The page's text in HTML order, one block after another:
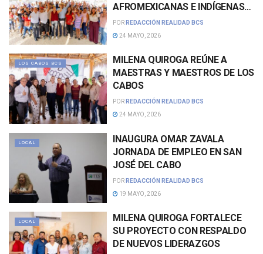
AFROMEXICANAS E INDÍGENAS
COMO PARTE FUNDAMENTAL
DE LOS CABOS
POR REDACCIÓN REALIDAD BCS
24 MAYO, 2026
LOS CABOS BCS
MILENA QUIROGA REÚNE A
MAESTRAS Y MAESTROS DE LOS
CABOS
POR REDACCIÓN REALIDAD BCS
24 MAYO, 2026
LOCAL
INAUGURA OMAR ZAVALA
JORNADA DE EMPLEO EN SAN
JOSÉ DEL CABO
POR REDACCIÓN REALIDAD BCS
19 MAYO, 2026
LOCAL
MILENA QUIROGA FORTALECE
SU PROYECTO CON RESPALDO
DE NUEVOS LIDERAZGOS